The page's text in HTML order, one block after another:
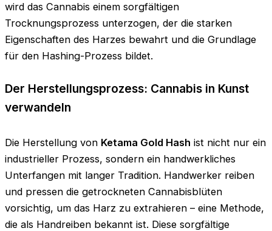
wird das Cannabis einem sorgfältigen
Trocknungsprozess unterzogen, der die starken
Eigenschaften des Harzes bewahrt und die Grundlage
für den Hashing-Prozess bildet.
Der Herstellungsprozess: Cannabis in Kunst
verwandeln
Die Herstellung von Ketama Gold Hash ist nicht nur ein
industrieller Prozess, sondern ein handwerkliches
Unterfangen mit langer Tradition. Handwerker reiben
und pressen die getrockneten Cannabisblüten
vorsichtig, um das Harz zu extrahieren – eine Methode,
die als Handreiben bekannt ist. Diese sorgfältige